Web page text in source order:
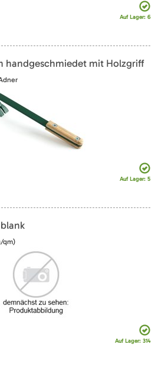
Auf Lager: 6
handgeschmiedet mit Holzgriff
Auf Lager: 5
qm)
Auf Lager: 314